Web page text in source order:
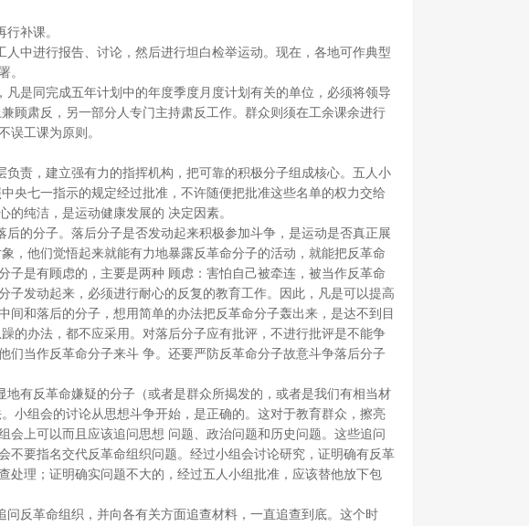
补课。
中进行报告、讨论，然后进行坦白检举运动。现在，各地可作典型
。
是同完成五年计划中的年度季度月度计划有关的单位，必须将领导
顾肃反，另一部分人专门主持肃反工作。群众则须在工余课余进行
误工课为原则。
责，建立强有力的指挥机构，把可靠的积极分子组成核心。五人小
央七一指示的规定经过批准，不许随便把批准这些名单的权力交给
纯洁，是运动健康发展的 决定因素。
的分子。落后分子是否发动起来积极参加斗争，是运动是否真正展
，他们觉悟起来就能有力地暴露反革命分子的活动，就能把反革命
子是有顾虑的，主要是两种 顾虑：害怕自己被牵连，被当作反革命
子发动起来，必须进行耐心的反复的教育工作。因此，凡是可以提高
和落后的分子，想用简单的办法把反革命分子轰出来，是达不到目
的办法，都不应采用。对落后分子应有批评，不进行批评是不能争
们当作反革命分子来斗 争。还要严防反革命分子故意斗争落后分子
有反革命嫌疑的分子（或者是群众所揭发的，或者是我们有相当材
小组会的讨论从思想斗争开始，是正确的。这对于教育群众，擦亮
会上可以而且应该追问思想 问题、政治问题和历史问题。这些追问
不要指名交代反革命组织问题。经过小组会讨论研究，证明确有反革
处理；证明确实问题不大的，经过五人小组批准，应该替他放下包
反革命组织，并向各有关方面追查材料，一直追查到底。这个时